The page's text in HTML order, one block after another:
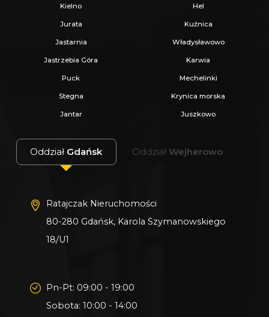
KUP Z NAMI - NAJKORZYSTNIEJ,
NAJSZYBCIEJ I BEZPIECZNIE!
Jeżeli zainteresowało Cię powyższe ogłoszenie
- Zadzwoń pod wskazany nr tel.
- Umów się na Prezentację,
- Przyjedź i Obejrzyj na żywo,
nieruchomości.
Kielno Hel
Jurata Kuźnica
Jastarnia Władysławowo
Jastrzebia Góra Karwia
Puck Mechelinki
Stegna Krynica morska
Jantar Juszkowo
Oddział Gdańsk Oddział Wejherowo
Ratajczak Nieruchomości
80-280 Gdańsk, Karola Szymanowskiego
18/U1
Pn-Pt: 09:00 - 19:00
Sobota: 10:00 - 14:00